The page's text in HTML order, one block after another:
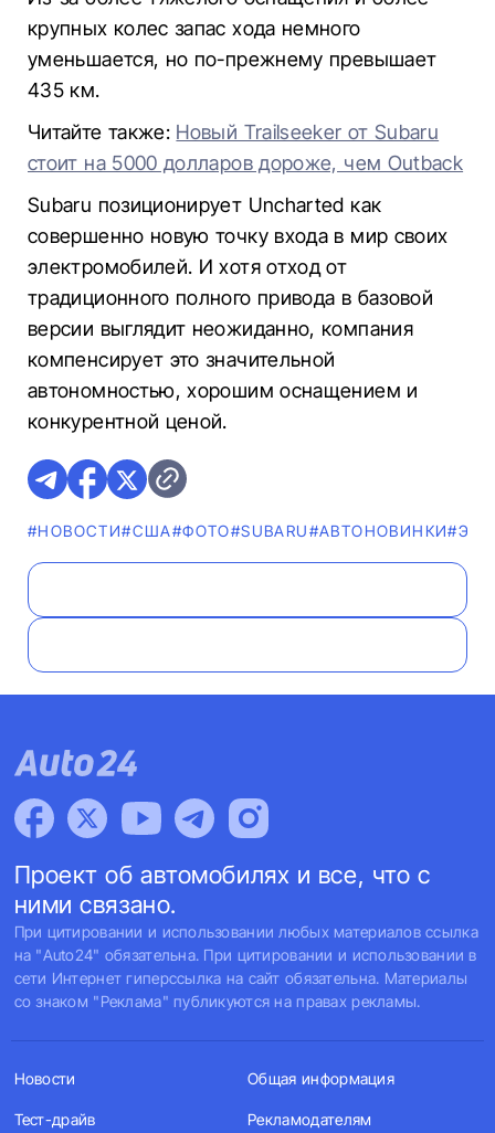
крупных колес запас хода немного
уменьшается, но по-прежнему превышает
435 км.
Читайте также: Новый Trailseeker от Subaru
стоит на 5000 долларов дороже, чем Outback
Subaru позиционирует Uncharted как
совершенно новую точку входа в мир своих
электромобилей. И хотя отход от
традиционного полного привода в базовой
версии выглядит неожиданно, компания
компенсирует это значительной
автономностью, хорошим оснащением и
конкурентной ценой.
#НОВОСТИ#США#ФОТО#SUBARU#AВТОНОВИНКИ
Проект об автомобилях и все, что с
ними связано.
При цитировании и использовании любых материалов ссылка
на "Auto24" обязательна. При цитировании и использовании в
сети Интернет гиперссылка на сайт обязательна. Материалы
со знаком "Реклама" публикуются на правах рекламы.
Новости
Тест-драйв
Общая информация
Рекламодателям